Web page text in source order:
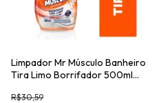
Limpador Mr Músculo Banheiro
Tira Limo Borrifador 500ml
R$30,59